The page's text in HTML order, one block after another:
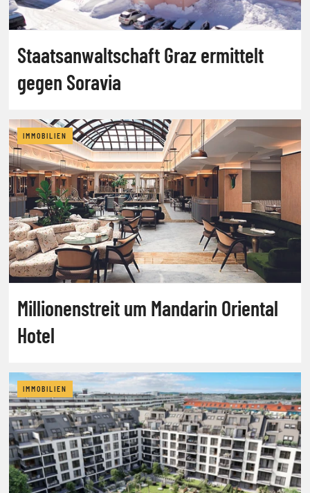
Staatsanwaltschaft Graz ermittelt
gegen Soravia
IMMOBILIEN
Millionenstreit um Mandarin Oriental
Hotel
IMMOBILIEN